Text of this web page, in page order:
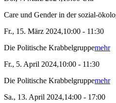
Care und Gender in der sozial-
Fr., 15. März 2024,10:00 - 11:30
Die Politische Krabbelgruppemehr
Fr., 5. April 2024,10:00 - 11:30
Die Politische Krabbelgruppemehr
Sa., 13. April 2024,14:00 - 17:00